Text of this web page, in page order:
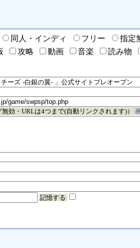
同人・インディ フリー 指定
攻略 動画 音楽 読み物
効・URLは4つまで(自動リンクされます)）
記憶する